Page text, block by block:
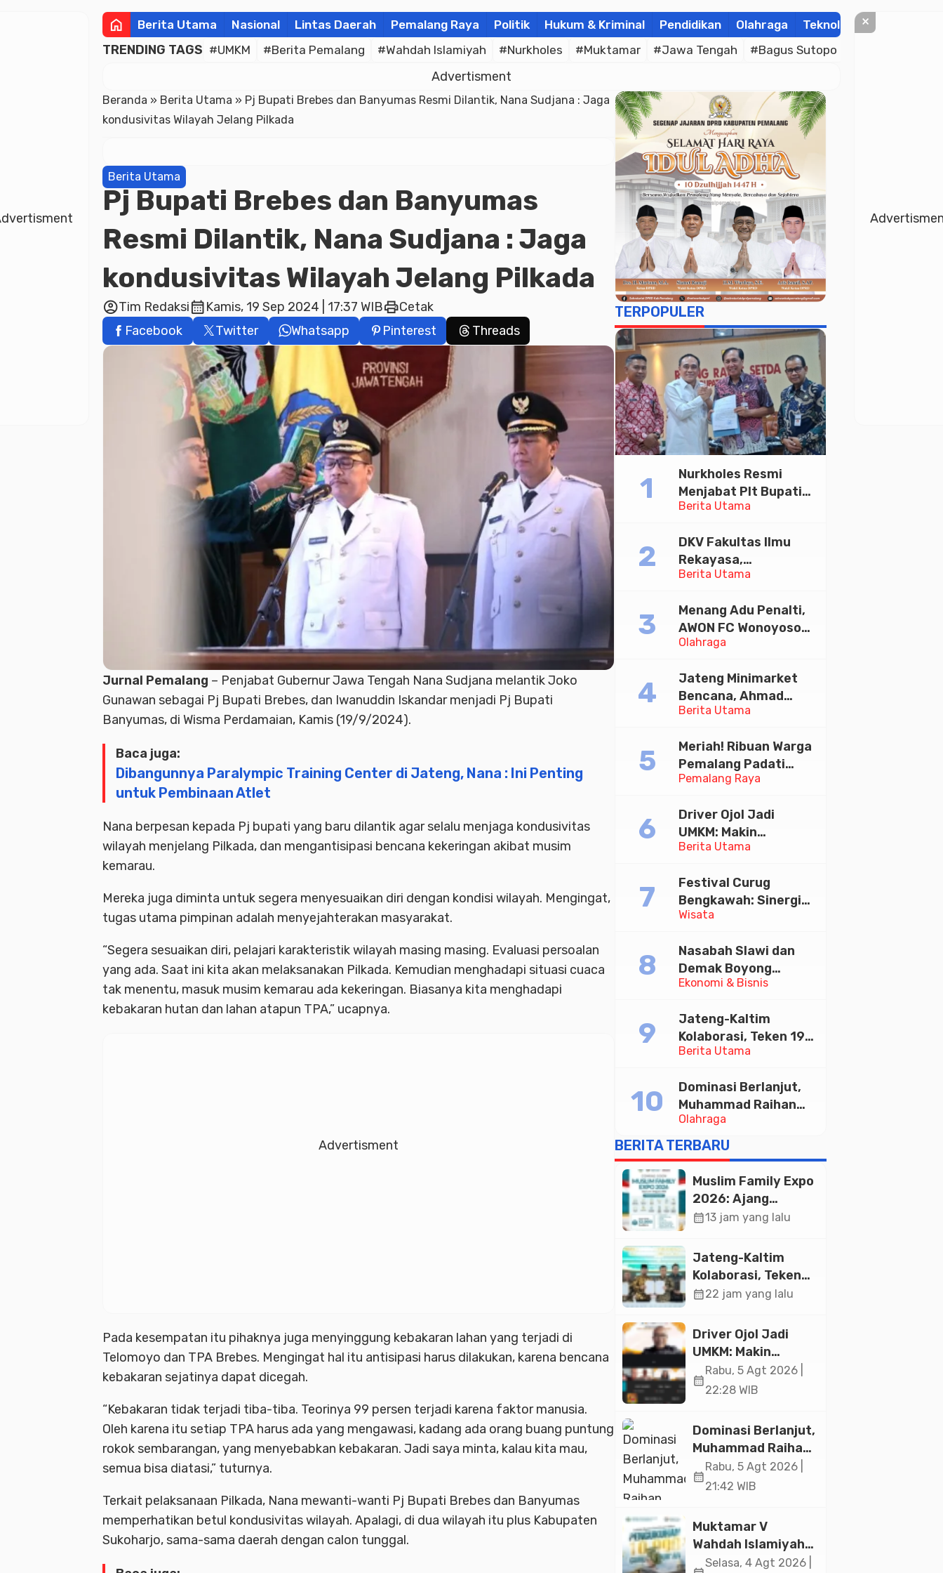
home Berita Utama Nasional Lintas Daerah Pemalang Raya Politik Hukum & Kriminal Pendidikan Olahraga Teknologi
TRENDING TAGS #UMKM #Berita Pemalang #Wahdah Islamiyah #Nurkholes #Muktamar #Jawa Tengah #Bagus Sutopo
Advertisment
Beranda » Berita Utama » Pj Bupati Brebes dan Banyumas Resmi Dilantik, Nana Sudjana : Jaga
kondusivitas Wilayah Jelang Pilkada
Berita Utama
Pj Bupati Brebes dan Banyumas
Resmi Dilantik, Nana Sudjana : Jaga
kondusivitas Wilayah Jelang Pilkada
account_circleTim Redaksicalendar_monthKamis, 19 Sep 2024 | 17:37 WIBprintCetak
Facebook
Twitter Whatsapp Pinterest Threads
Jurnal Pemalang – Penjabat Gubernur Jawa Tengah Nana Sudjana melantik Joko
Gunawan sebagai Pj Bupati Brebes, dan Iwanuddin Iskandar menjadi Pj Bupati
Banyumas, di Wisma Perdamaian, Kamis (19/9/2024).
Baca juga:
Dibangunnya Paralympic Training Center di Jateng, Nana : Ini Penting
untuk Pembinaan Atlet
Nana berpesan kepada Pj bupati yang baru dilantik agar selalu menjaga kondusivitas
wilayah menjelang Pilkada, dan mengantisipasi bencana kekeringan akibat musim
kemarau.
Mereka juga diminta untuk segera menyesuaikan diri dengan kondisi wilayah. Mengingat,
tugas utama pimpinan adalah menyejahterakan masyarakat.
“Segera sesuaikan diri, pelajari karakteristik wilayah masing masing. Evaluasi persoalan
yang ada. Saat ini kita akan melaksanakan Pilkada. Kemudian menghadapi situasi cuaca
tak menentu, masuk musim kemarau ada kekeringan. Biasanya kita menghadapi
kebakaran hutan dan lahan atapun TPA,” ucapnya.
Advertisment
Pada kesempatan itu pihaknya juga menyinggung kebakaran lahan yang terjadi di
Telomoyo dan TPA Brebes. Mengingat hal itu antisipasi harus dilakukan, karena bencana
kebakaran sejatinya dapat dicegah.
“Kebakaran tidak terjadi tiba-tiba. Teorinya 99 persen terjadi karena faktor manusia.
Oleh karena itu setiap TPA harus ada yang mengawasi, kadang ada orang buang puntung
rokok sembarangan, yang menyebabkan kebakaran. Jadi saya minta, kalau kita mau,
semua bisa diatasi,” tuturnya.
Terkait pelaksanaan Pilkada, Nana mewanti-wanti Pj Bupati Brebes dan Banyumas
memperhatikan betul kondusivitas wilayah. Apalagi, di dua wilayah itu plus Kabupaten
Sukoharjo, sama-sama daerah dengan calon tunggal.
TERPOPULER
Berita Utama
Nurkholes Resmi
Menjabat Plt Bupati
Pemalang
Berita Utama
DKV Fakultas Ilmu
Rekayasa,
Universitas
Diskusi Desain
Olahraga
Menang Adu Penalti,
AWON FC Wonoyoso
Juara Bhayangkara
Berita Utama
Jateng Minimarket
Bencana, Ahmad
Luthfi Minta PMI Jadi
Pemalang Raya
Meriah! Ribuan Warga
Pemalang Padati
Kirab Festival Kamir
Berita Utama
Driver Ojol Jadi
UMKM: Makin
Sejahtera atau
Diskusi Paramadina
Wisata
Festival Curug
Bengkawah: Sinergi
Desa Sikasur dan
Memajukan Wisata
serta UMKM Lokal
Ekonomi & Bisnis
Nasabah Slawi dan
Demak Boyong
Toyota Innova Zenix
Tabungan Bima Bank
Jateng
Berita Utama
Jateng-Kaltim
Kolaborasi, Teken 19
Kerja Sama Ekonomi
Olahraga
Dominasi Berlanjut,
Muhammad Raihan
Fadila Sabet Emas
Kyorugi di Asian
Taekwondo Indonesia
Open 2026
BERITA TERBARU
Muslim Family Expo
2026: Ajang
Silaturahim dan
Ekonomi Halal di
Jakarta
calendar_month13 jam yang lalu
Jateng-Kaltim
Kolaborasi, Teken
19 Kerja Sama
20,2 Triliun
calendar_month22 jam yang lalu
Driver Ojol Jadi
UMKM: Makin
Sejahtera atau
Merana? Ini
Paramadina
calendar_month
Rabu, 5 Agt 2026 |
22:28 WIB
Dominasi Berlanjut,
Muhammad Raihan
Fadila Sabet Emas
Kyorugi di Asian
Indonesia Open
2026
calendar_month
Rabu, 5 Agt 2026 |
21:42 WIB
Muktamar V
Wahdah Islamiyah
Akan Kukuhkan
Selasa, 4 Agt 2026 |
×